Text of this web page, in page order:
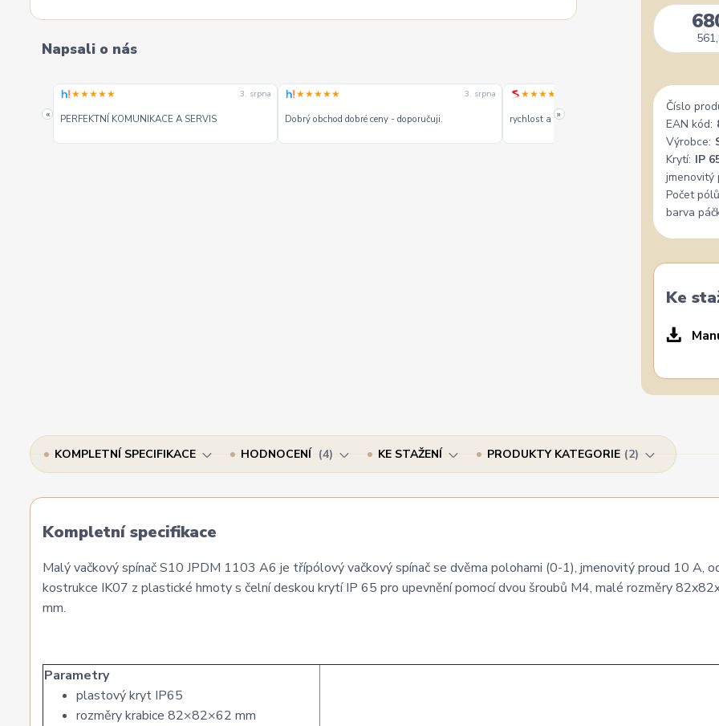
Napsali o nás
«
★★★★★ 3. srpna
PERFEKTNÍ KOMUNIKACE A SERVIS
★★★★★ 3. srpna
Dobrý obchod dobré ceny - doporučuji.
★★★★★
rychlost a kvalitu objednavky
» Číslo
EAN kód:
Výrobce:
Krytí: IP
jmenovitý
Počet
barva
Ke
KOMPLETNÍ SPECIFIKACE HODNOCENÍ 4 KE STAŽENÍ PRODUKTY KATEGORIE 2
Kompletní specifikace
Malý vačkový spínač S10 JPDM 1103 A6 je třípólový vačkový spínač se dvěma polohami (0-1), jmenovitý proud 10 A,
kostrukce IK07 z plastické hmoty s čelní deskou krytí IP 65 pro upevnění pomocí dvou šroubů M4, malé rozměry
mm.
Parametry
plastový kryt IP65
rozměry krabice 82×82×62 mm